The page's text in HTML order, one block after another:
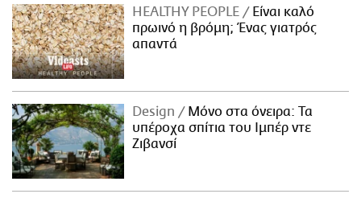
HEALTHY PEOPLE
Είναι καλό
πρωινό η βρόμη; Ένας γιατρός
απαντά
Design
Μόνο στα όνειρα: Τα
υπέροχα σπίτια του Ιμπέρ ντε
Ζιβανσί